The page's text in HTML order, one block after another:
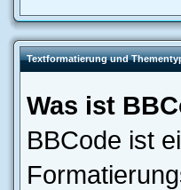
Textformatierung und
Was ist
BBCode ist